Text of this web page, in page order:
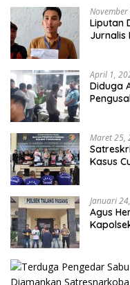
Liputan
Jurnalis
April 1,
Diduga
Maret 25,
Kasus
Januari
Agus